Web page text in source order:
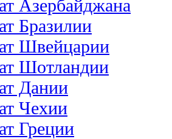
Азербайджана
Бразилии
Швейцарии
Шотландии
Дании
Чехии
Греции